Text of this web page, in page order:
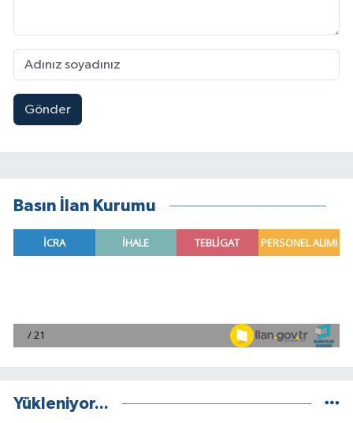
Gönder
Basın İlan Kurumu
Yükleniyor...